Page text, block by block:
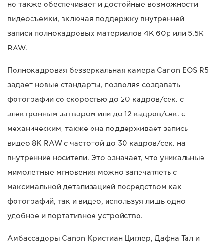
но также обеспечивает и достойные возможности
видеосъемки, включая поддержку внутренней
записи полнокадровых материалов 4K 60p или 5.5K
RAW.
Полнокадровая беззеркальная камера Canon EOS R5
задает новые стандарты, позволяя создавать
фотографии со скоростью до 20 кадров/сек. с
электронным затвором или до 12 кадров/сек. с
механическим; также она поддерживает запись
видео 8K RAW с частотой до 30 кадров/сек. на
внутренние носители. Это означает, что уникальные
мимолетные мгновения можно запечатлеть с
максимальной детализацией посредством как
фотографий, так и видео, используя лишь одно
удобное и портативное устройство.
Амбассадоры Canon Кристиан Циглер, Дафна Тал и